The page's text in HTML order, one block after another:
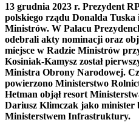
13 grudnia 2023 r. Prezydent
polskiego rządu Donalda Tuska
Ministrów. W Pałacu
odebrali akty nominacji oraz
miejsce w Radzie Ministrów
Kosiniak-Kamysz został
Ministra Obrony Narodowej.
powierzono Ministerstwo
Hetman objął resort
Dariusz Klimczak jako minister
Ministerstwem Infrastruktury.